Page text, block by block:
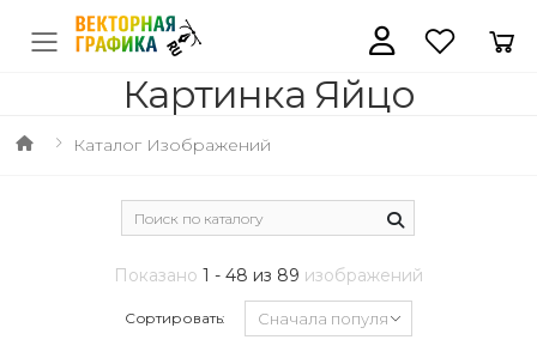
Картинка Яйцо
Каталог Изображений
Показано 1 - 48 из 89 изображений
Сортировать: